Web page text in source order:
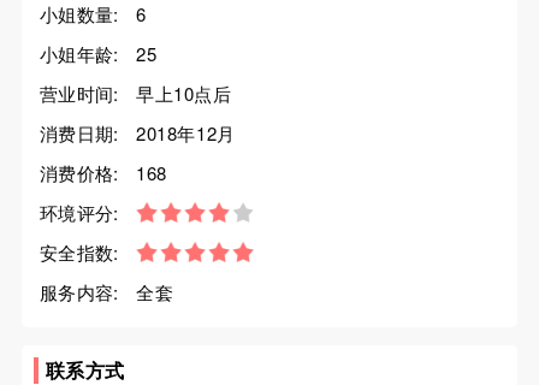
小姐数量:
6
小姐年龄:
25
营业时间:
早上10点后
消费日期:
2018年12月
消费价格:
168
环境评分:
安全指数:
服务内容:
全套
联系方式